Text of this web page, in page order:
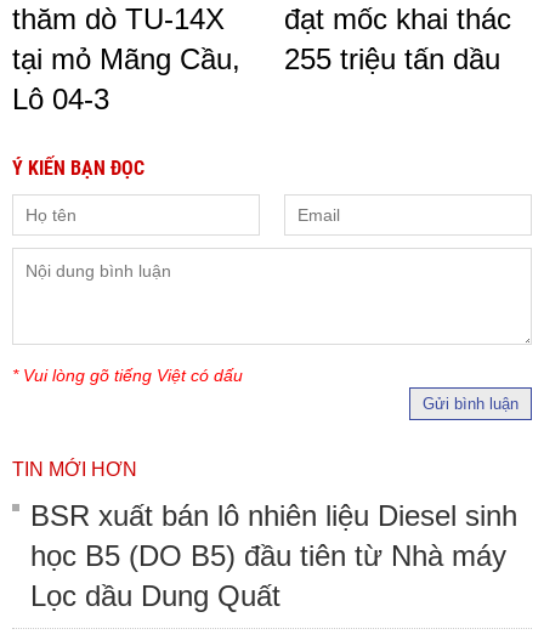
thăm dò TU-14X
tại mỏ Mãng Cầu,
Lô 04-3
đạt mốc khai thác
255 triệu tấn dầu
Ý KIẾN BẠN ĐỌC
* Vui lòng gõ tiếng Việt có dấu
Gửi bình luận
TIN MỚI HƠN
BSR xuất bán lô nhiên liệu Diesel sinh
học B5 (DO B5) đầu tiên từ Nhà máy
Lọc dầu Dung Quất